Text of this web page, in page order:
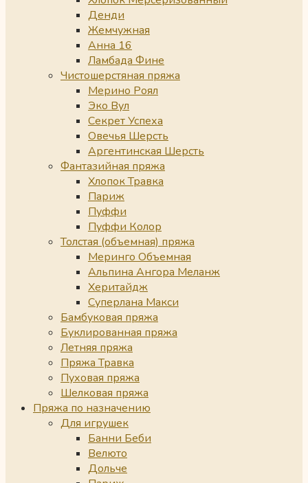
Денди
Жемчужная
Анна 16
Ламбада Фине
Чистошерстяная пряжа
Мерино Роял
Эко Вул
Секрет Успеха
Овечья Шерсть
Аргентинская Шерсть
Фантазийная пряжа
Хлопок Травка
Париж
Пуффи
Пуффи Колор
Толстая (объемная) пряжа
Меринго Объемная
Альпина Ангора Меланж
Херитайдж
Суперлана Макси
Бамбуковая пряжа
Буклированная пряжа
Летняя пряжа
Пряжа Травка
Пуховая пряжа
Шелковая пряжа
Пряжа по назначению
Для игрушек
Банни Беби
Велюто
Дольче